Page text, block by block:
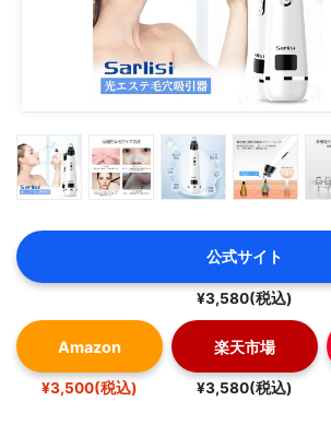
公式サイト
¥3,580(税込)
Amazon
¥3,500(税込)
楽天市場
¥3,580(税込)